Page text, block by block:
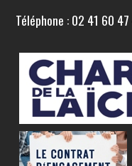
Téléphone : 02 41 60